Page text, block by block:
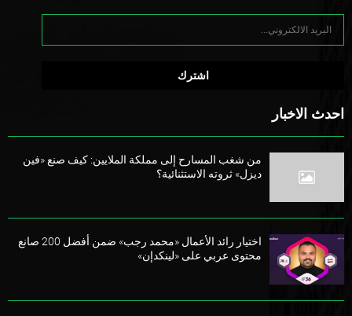
احدث الاخبار
من شغب المسارح إلى مملكة الملايين: كيف صنع «فين
ديزل» ثروته الاستثنائية؟
اختيار رائد الأعمال «محمد رجب» ضمن أفضل 200 صانع
محتوى عربي على «لينكدإن»